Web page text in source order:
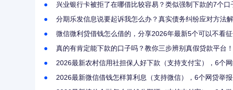
兴业银行卡被拒了在哪借比较容易？类似强制下款的7个口
分期乐发信息说要起诉我怎么办？真实债务纠纷应对方法
微信微利贷借钱怎么借的，分享2026年最新5个可以不看
真的有肯定能下款的口子吗？教你三步辨别真假贷款平台！
2026最新农村信用社担保人好下款（支持支付宝），6个
2026最新微信借钱怎样算利息（支持微信），6个网贷举